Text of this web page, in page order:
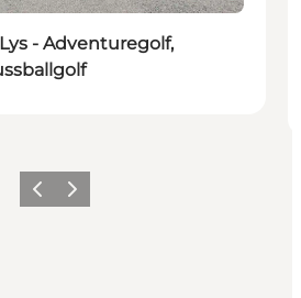
- Adventuregolf,
ZurückWeiter